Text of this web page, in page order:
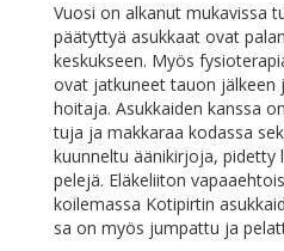
Vuo­si on al­ka­nut mu­ka­vis­sa
pää­tyt­tyä asuk­kaat ovat
kes­kuk­seen. Myös
ovat jat­ku­neet tauon
hoi­ta­ja. Asuk­kai­den kans­sa
tu­ja ja mak­ka­raa ko­das­sa
kuun­nel­tu ää­ni­kir­jo­ja,
pe­le­jä. Elä­ke­lii­ton
koi­le­mas­sa Ko­ti­pir­tin
sa on myös jum­pat­tu ja